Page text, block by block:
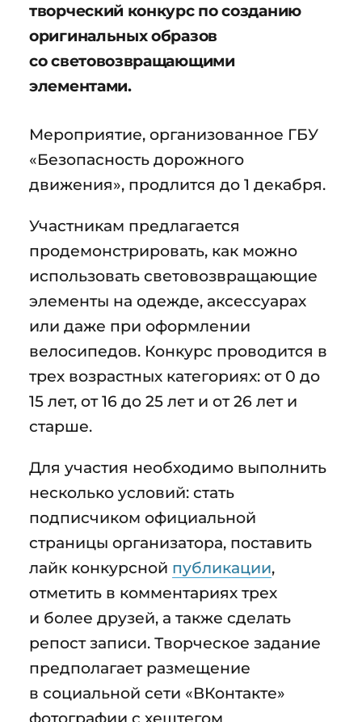
творческий конкурс по созданию
оригинальных образов
со световозвращающими
элементами.
Мероприятие, организованное ГБУ
«Безопасность дорожного
движения», продлится до 1 декабря.
Участникам предлагается
продемонстрировать, как можно
использовать световозвращающие
элементы на одежде, аксессуарах
или даже при оформлении
велосипедов. Конкурс проводится в
трех возрастных категориях: от 0 до
15 лет, от 16 до 25 лет и от 26 лет и
старше.
Для участия необходимо выполнить
несколько условий: стать
подписчиком официальной
страницы организатора, поставить
лайк конкурсной публикации,
отметить в комментариях трех
и более друзей, а также сделать
репост записи. Творческое задание
предполагает размещение
в социальной сети «ВКонтакте»
фотографии с хештегом